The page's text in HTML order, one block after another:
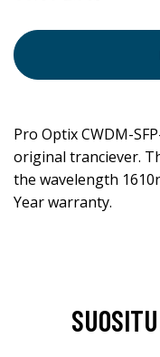
Pro Optix CWDM-
original tranciever.
the wavelength
Year warranty.